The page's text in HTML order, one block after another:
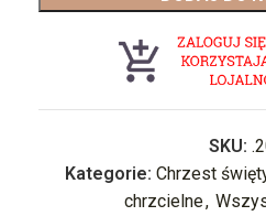
SKU:
Kategorie: Chrzest
chrzcielne,